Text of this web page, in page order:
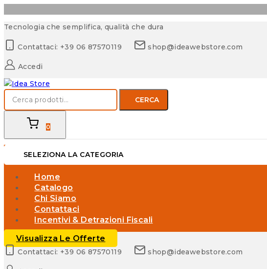
Tecnologia che semplifica, qualità che dura
Contattaci: +39 06 87570119 shop@ideawebstore.com
Accedi
CERCA
0
SELEZIONA LA CATEGORIA
Home
Catalogo
Chi Siamo
Contattaci
Incentivi & Detrazioni Fiscali
Visualizza Le Offerte
Contattaci: +39 06 87570119 shop@ideawebstore.com